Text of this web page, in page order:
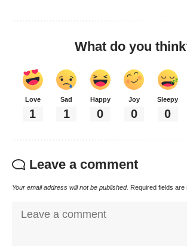
What do you
Love
1
Sad
1
Happy
0
Joy
0
Sleepy
0
Leave a comment
Your email address will not be published. Required fields are